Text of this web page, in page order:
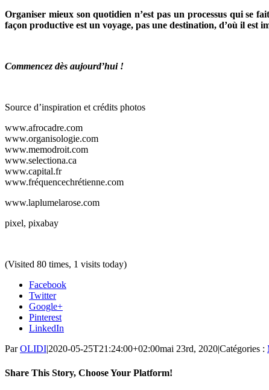
Organiser mieux son quotidien n’est pas un processus qui se
façon productive est un voyage, pas une destination, d’où il est
Commencez dès aujourd’hui !
Source d’inspiration et crédits photos
www.afrocadre.com
www.organisologie.com
www.memodroit.com
www.selectiona.ca
www.capital.fr
www.fréquencechrétienne.com
www.laplumelarose.com
pixel, pixabay
(Visited 80 times, 1 visits today)
Facebook
Twitter
Google+
Pinterest
LinkedIn
ParOLIDI|2020-05-25T21:24:00+02:00mai 23rd, 2020|Catégories :
Share This Story, Choose Your Platform!